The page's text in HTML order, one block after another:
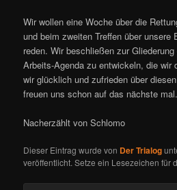
Wir wollen eine Woche über die
und beim zweiten Treffen über unsere
reden. Wir beschließen zur
Arbeits-Agenda zu entwickeln, die wir
wir glücklich und zufrieden über
freuen uns schon auf das nächste mal.
Nacherzählt von Schlomo
Dieser Eintrag wurde von Der Trialog
veröffentlicht. Setze ein Lesezeichen für